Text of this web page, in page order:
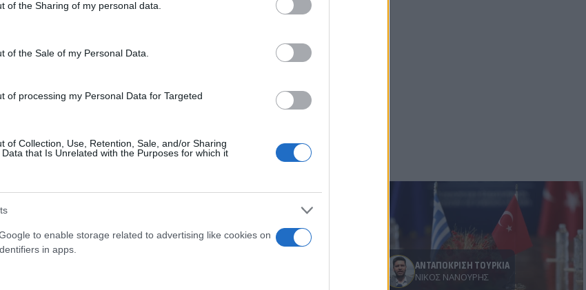
of the Sharing of my personal data.
of the Sale of my Personal Data.
of processing my Personal Data for Targeted
of Collection, Use, Retention, Sale, and/or Sharing
that Is Unrelated with the Purposes for which it
to enable storage related to advertising like cookies on
in apps.
ΑΝΤΑΠΟΚΡΙΣΗ ΤΟΥΡΚΙΑ
ΝΊΚΟΣ ΝΑΝΟΎΡΗΣ